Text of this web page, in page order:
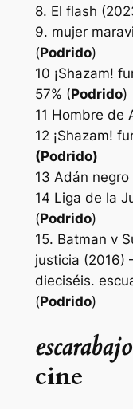
8. El flash
9. mujer
(Podrido)
10 ¡Shazam!
57% (Podrido)
11 Hombre de
12 ¡Shazam!
(Podrido)
13 Adán negro
14 Liga de la
(Podrido)
15. Batman v
justicia (2016)
dieciséis.
(Podrido)
cine